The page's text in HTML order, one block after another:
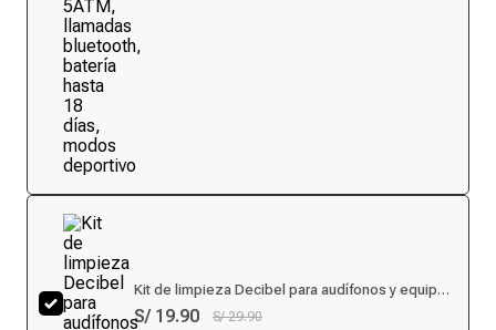
Kit de limpieza Decibel para audífonos y equipos
portátiles
S/ 19.90 S/ 29.90